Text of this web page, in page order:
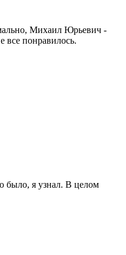
Михаил Юрьевич -
все понравилось.
было, я узнал. В целом